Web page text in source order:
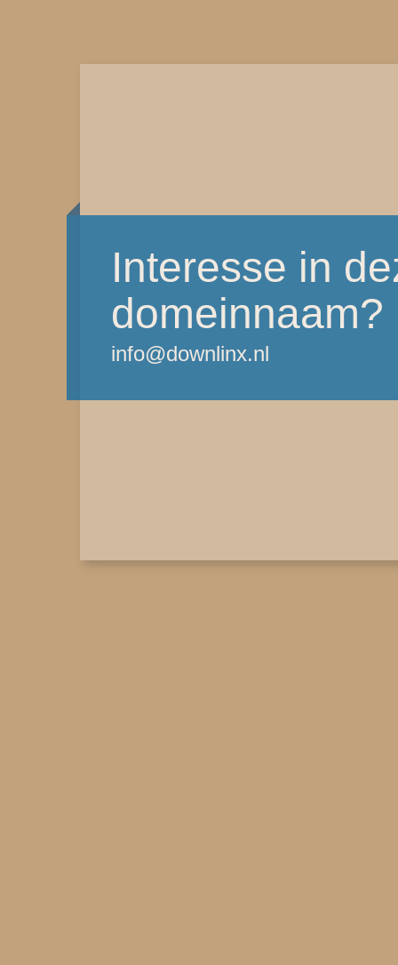
Interesse in
domeinnaam?
info@downlinx.nl